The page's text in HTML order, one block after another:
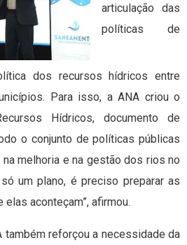
articulação das
políticas de
dos recursos hídricos entre
Para isso, a ANA criou o
Hídricos, documento de
o conjunto de políticas públicas
na melhoria e na gestão dos rios no
um plano, é preciso preparar as
aconteçam”, afirmou.
também reforçou a necessidade da